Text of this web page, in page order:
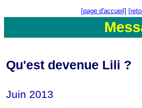
[page d'accueil]
Qu'est devenue Lili ?
Juin 2013